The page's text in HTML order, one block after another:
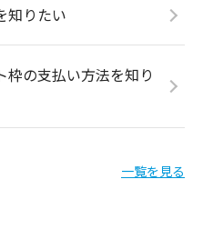
知りたい
の支払い方法を知り
一覧を見る